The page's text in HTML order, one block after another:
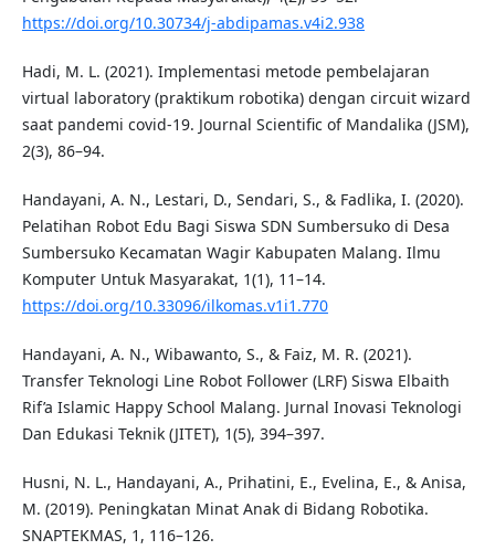
https://doi.org/10.30734/j-abdipamas.v4i2.938
Hadi, M. L. (2021). Implementasi metode pembelajaran
virtual laboratory (praktikum robotika) dengan circuit wizard
saat pandemi covid-19. Journal Scientific of Mandalika (JSM),
2(3), 86–94.
Handayani, A. N., Lestari, D., Sendari, S., & Fadlika, I. (2020).
Pelatihan Robot Edu Bagi Siswa SDN Sumbersuko di Desa
Sumbersuko Kecamatan Wagir Kabupaten Malang. Ilmu
Komputer Untuk Masyarakat, 1(1), 11–14.
https://doi.org/10.33096/ilkomas.v1i1.770
Handayani, A. N., Wibawanto, S., & Faiz, M. R. (2021).
Transfer Teknologi Line Robot Follower (LRF) Siswa Elbaith
Rif’a Islamic Happy School Malang. Jurnal Inovasi Teknologi
Dan Edukasi Teknik (JITET), 1(5), 394–397.
Husni, N. L., Handayani, A., Prihatini, E., Evelina, E., & Anisa,
M. (2019). Peningkatan Minat Anak di Bidang Robotika.
SNAPTEKMAS, 1, 116–126.